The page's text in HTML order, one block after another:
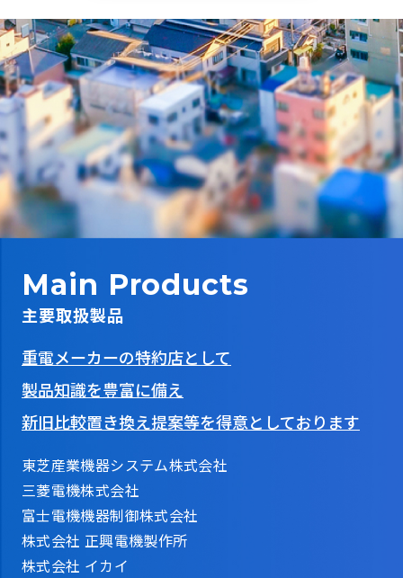
Main Products
主要取扱製品
重電メーカーの特約店として
製品知識を豊富に備え
新旧比較置き換え提案等を得意としております
東芝産業機器システム株式会社
三菱電機株式会社
富士電機機器制御株式会社
株式会社 正興電機製作所
株式会社 イカイ